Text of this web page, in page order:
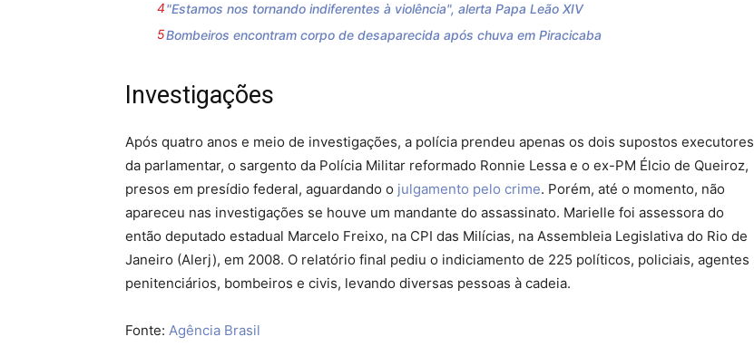
"Estamos nos tornando indiferentes à violência", alerta Papa Leão XIV
Bombeiros encontram corpo de desaparecida após chuva em Piracicaba
Investigações
Após quatro anos e meio de investigações, a polícia prendeu apenas os dois supostos executores
da parlamentar, o sargento da Polícia Militar reformado Ronnie Lessa e o ex-PM Élcio de Queiroz,
presos em presídio federal, aguardando o julgamento pelo crime. Porém, até o momento, não
apareceu nas investigações se houve um mandante do assassinato. Marielle foi assessora do
então deputado estadual Marcelo Freixo, na CPI das Milícias, na Assembleia Legislativa do Rio de
Janeiro (Alerj), em 2008. O relatório final pediu o indiciamento de 225 políticos, policiais, agentes
penitenciários, bombeiros e civis, levando diversas pessoas à cadeia.
Fonte: Agência Brasil